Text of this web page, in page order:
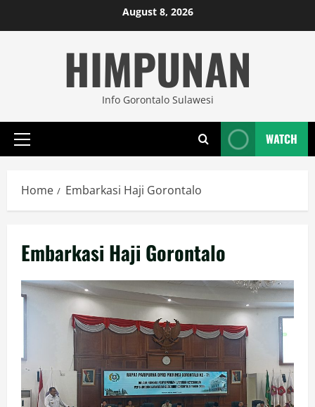
to
August 8, 2026
HIMPUNAN
Info Gorontalo Sulawesi
Primary
WATCH
Home Embarkasi Haji Gorontalo
Embarkasi Haji Gorontalo